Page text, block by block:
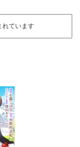
れています